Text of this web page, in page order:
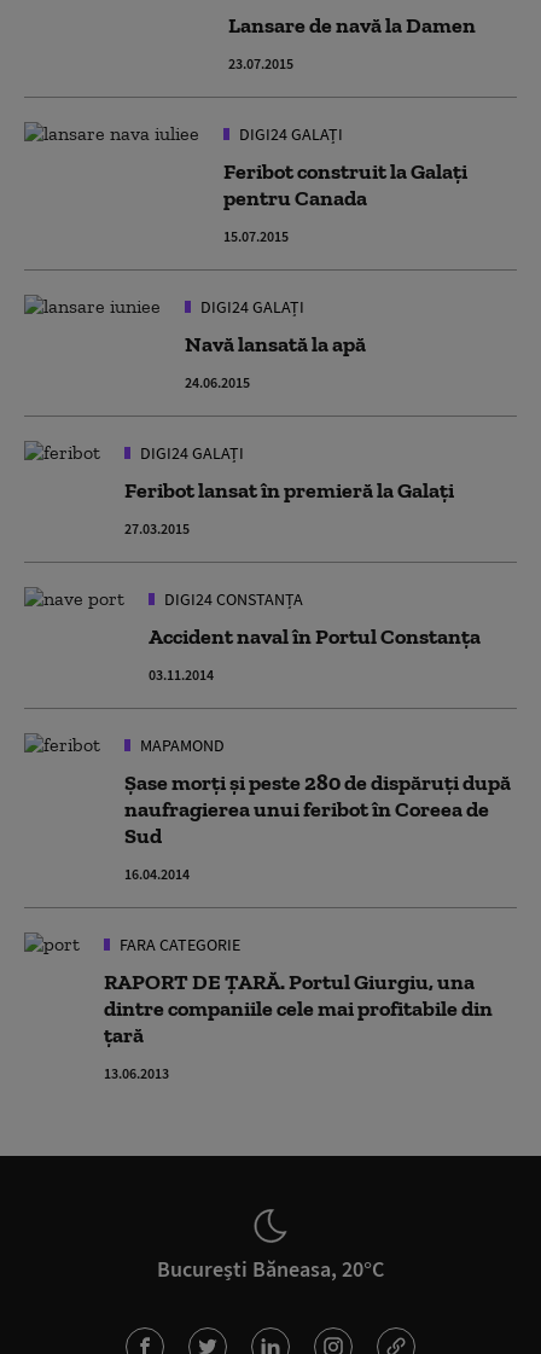
Lansare de navă la Damen
23.07.2015
DIGI24 GALAȚI
Feribot construit la Galaţi
pentru Canada
15.07.2015
DIGI24 GALAȚI
Navă lansată la apă
24.06.2015
DIGI24 GALAȚI
Feribot lansat în premieră la Galaţi
27.03.2015
DIGI24 CONSTANȚA
Accident naval în Portul Constanţa
03.11.2014
MAPAMOND
Șase morţi şi peste 280 de dispăruţi după
naufragierea unui feribot în Coreea de
Sud
16.04.2014
FARA CATEGORIE
RAPORT DE ȚARĂ. Portul Giurgiu, una
dintre companiile cele mai profitabile din
țară
13.06.2013
București Băneasa, 20°C